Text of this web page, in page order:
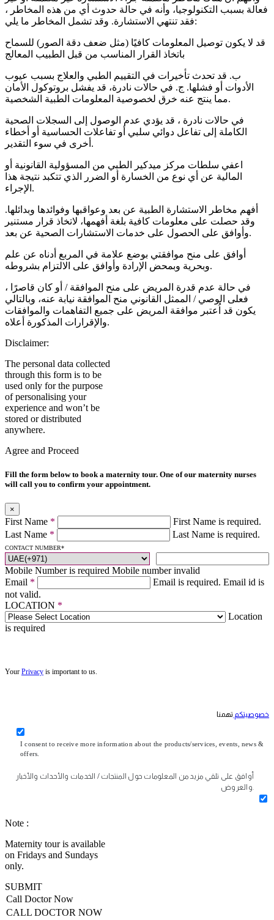
فعالة بسبب التكنولوجيا، وأنه في حالة حدوث أي من هذه المخاطر ،
فقد تنتهي الاستشارة. وقد تشمل المخاطر ما يلي:
قد لا يكون توصيل المعلومات كافيًا (مثل ضعف دقة الصور) للسماح
باتخاذ القرار المناسب من قبل الطبيب المعالج
ب. قد تحدث تأخيرات في التقييم الطبي والعلاج بسبب عيوب
الأدوات أو فشلها. ج. في حالات نادرة، قد يفشل بروتوكول الأمان
مما ينتج عنه خرق لخصوصية المعلومات الطبية الشخصية.
في حالات نادرة ، قد يؤدي عدم الوصول إلى السجلات الصحية
الكاملة إلى تفاعل دوائي سلبي أو تفاعلات الحساسية أو أخطاء
أخرى في سوء التقدير.
اعفي سلطات مركز ميدكير الطبي من المسؤولية القانونية أو
المالية عن أي نوع من الخسارة أو الضرر الذي تتكبد نتيجة هذا
الإجراء.
أفهم مخاطر الاستشارة الطبية عن بعد وعواقبها وفوائدها وبدائلها.
وقد حصلت على معلومات كافية بلغة أفهمها، لاتخاذ قرار مستنير
وأوافق على الحصول على خدمات الاستشارات الصحية عن بعد.
أوافق على منح موافقتي بوضع علامة في المربع أدناه عن علم
وبحرية وبمحض الإرادة وأوافق على الالتزام بشروطه.
في حالة عدم قدرة المريض على منح الموافقة / أو كان قاصرًا ،
فعلى الوصي / الممثل القانوني منح الموافقة نيابة عنه، وبالتالي
يكون قد اُعتبر موافقة المريض على جميع التفاهمات والموافقات
والإقرارات المذكورة أعلاه.
Disclaimer:
The personal data collected
through this form is to be
used only for the purpose
of personalising your
experience and won’t be
stored or distributed
anywhere.
Agree and Proceed
Fill the form below to book a maternity tour. One of our maternity nurses
will call you to confirm your appointment.
×
First Name *
First Name is required.
Last Name * Last Name is required.
CONTACT NUMBER*
Mobile Number is required Mobile number invalid
Email * Email is required. Email id is
not valid.
LOCATION *
Location
is required
Your Privacy is important to us.
خصوصيتكم تهمنا
I consent to receive more information about the products/services, events, news &
offers.
أوافق على تلقي مزيد من المعلومات حول المنتجات / الخدمات والأحداث والأخبار
والعروض.
Note :
Maternity tour is available
on Fridays and Sundays
only.
SUBMIT
Call Doctor Now
CALL DOCTOR NOW